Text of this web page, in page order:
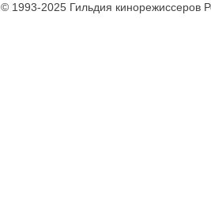
© 1993-2025 Гильдия кинорежиссеров